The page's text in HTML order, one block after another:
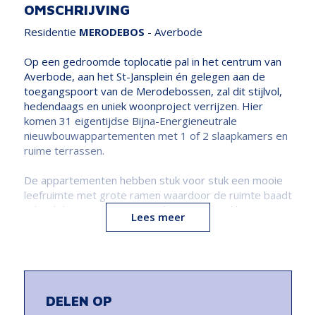
OMSCHRIJVING
Residentie MERODEBOS - Averbode
Op een gedroomde toplocatie pal in het centrum van
Averbode, aan het St-Jansplein én gelegen aan de
toegangspoort van de Merodebossen, zal dit stijlvol,
hedendaags en uniek woonproject verrijzen. Hier
komen 31 eigentijdse Bijna-Energieneutrale
nieuwbouwappartementen met 1 of 2 slaapkamers en
ruime terrassen.
De appartementen hebben stuk voor stuk een mooie
leefruimte met grote ramen waardoor de ruimte baadt
in het licht en u een maximaal ruimtegevoel krijgt. Hier
is het echt thuiskomen!
houden van de energiekosten van onze bewoners,
uit het gebouw. In Residentie Merodebos wordt de
Lees meer
DELEN OP